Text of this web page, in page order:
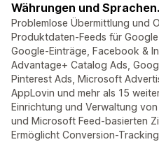
Währungen und Sprachen.
Problemlose Übermittlung und
Produktdaten-Feeds für
Google-Einträge, Facebook &
Advantage+ Catalog Ads,
Pinterest Ads, Microsoft
AppLovin und mehr als 15
Einrichtung und Verwaltung
und Microsoft Feed-basierten
Ermöglicht Conversion-